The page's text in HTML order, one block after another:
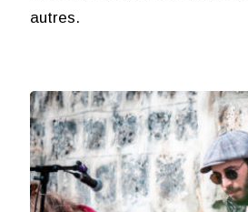
autres.